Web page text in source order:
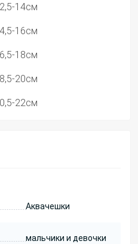
14см
16см
18см
20см
22см
Аквачешки
мальчики и девочки